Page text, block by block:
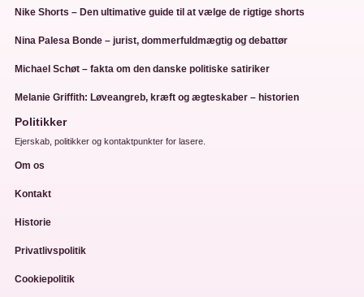
Nike Shorts – Den ultimative guide til at vælge de rigtige shorts
Nina Palesa Bonde – jurist, dommerfuldmægtig og debattør
Michael Schøt – fakta om den danske politiske satiriker
Melanie Griffith: Løveangreb, kræft og ægteskaber – historien
Politikker
Ejerskab, politikker og kontaktpunkter for lasere.
Om os
Kontakt
Historie
Privatlivspolitik
Cookiepolitik